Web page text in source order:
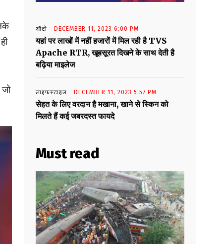
ऑटो DECEMBER 11, 2023 6:00 PM
यहां पर लाखों में नहीं हजारों में मिल रही है TVS
Apache RTR, खूबसूरत दिखने के साथ देती है
बढ़िया माइलेज
लाइफस्टाइल DECEMBER 11, 2023 5:57 PM
सेहत के लिए वरदान है मखाना, खाने से स्किन को
मिलते हैं कई जबरदस्त फायदे
Must read